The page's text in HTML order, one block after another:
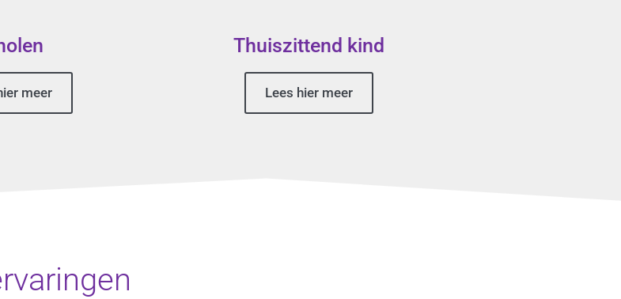
meer
Thuiszittend kind
Lees hier meer